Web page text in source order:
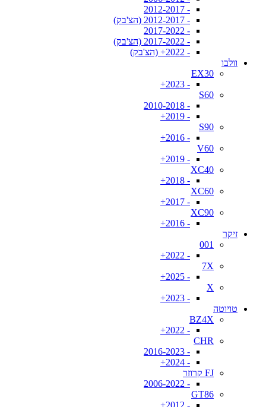
- 2012-2017
- 2012-2017 (הצ'בק)
- 2017-2022
- 2017-2022 (הצ'בק)
- 2022+ (הצ'בק)
וולבו
EX30
- 2023+
S60
- 2010-2018
- 2019+
S90
- 2016+
V60
- 2019+
XC40
- 2018+
XC60
- 2017+
XC90
- 2016+
זיקר
001
- 2022+
7X
- 2025+
X
- 2023+
טויוטה
BZ4X
- 2022+
CHR
- 2016-2023
- 2024+
FJ קרוזר
- 2006-2022
GT86
- 2012+